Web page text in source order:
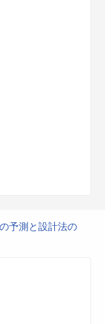
予測と設計法の